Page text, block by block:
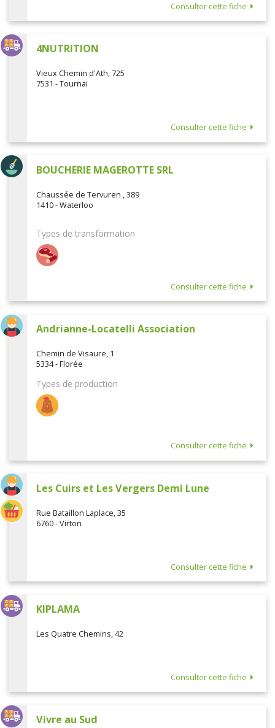
Consulter cette fiche
4NUTRITION
Vieux Chemin d'Ath, 725
7531 - Tournai
Consulter cette fiche
BOUCHERIE MAGEROTTE SRL
Chaussée de Tervuren , 389
1410 - Waterloo
Types de transformation
Consulter cette fiche
Andrianne-Locatelli Association
Chemin de Visaure, 1
5334 - Florée
Types de production
Consulter cette fiche
Les Cuirs et Les Vergers Demi Lune
Rue Bataillon Laplace, 35
6760 - Virton
Consulter cette fiche
KIPLAMA
Les Quatre Chemins, 42
Consulter cette fiche
Vivre au Sud